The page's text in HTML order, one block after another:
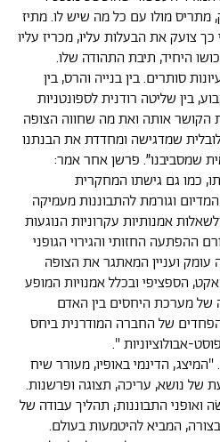
מתריס מולו עם כל מה שיש לו. מתיז
כך צועק את הבעלות עליו, מכריז עליו
היחיד, תיבת התהודה שלו.
סותרים. בין בנייה והרס, בין
בין שליטה רודנית לספונטניות
הקושר אותה ואת מה שחווה הצופה
שמדגישה ומחדדת את הבנתנו
שמסביבנו”. פרשן אחר אמר:
כמו גם גישתו המחקרית
וגורמת להתבוננות מעמיקה
אמנותיות עקרוניות הנוגעות
ההפתעה החזותי והגירוי הגופני
עומק ועניין המאתגר את הצופה
הספציפי ובכלל אמנויות המופע
של מערכת היחסים בין האדם
של החברה המודרנית ביחס
אבולוציוניות ".
הדינמי באופיו, מעורר שיח
נושא, עריכה, תצוגה ופרשנות.
ואופני התבוננות; תהליך עבודה של
המביא להיטמעות בעולם.